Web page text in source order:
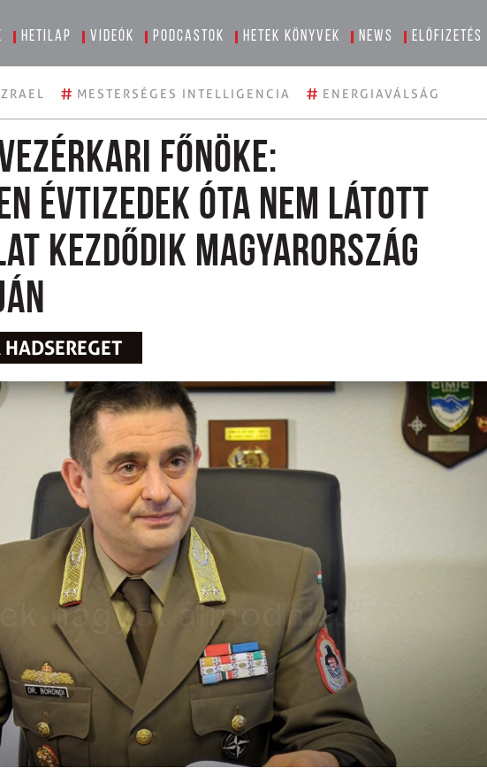
Hetilap Videók Podcastok Hetek könyvek News Előfizetés
# MESTERSÉGES INTELLIGENCIA # ENERGIAVÁLSÁG
főnöke:
évtizedek óta nem látott
kezdődik Magyarország